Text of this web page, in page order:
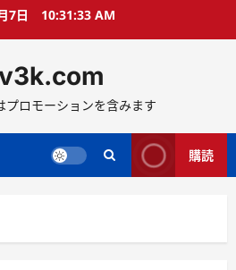
7日 10:31:33 AM
プロモーションを含みます
購読